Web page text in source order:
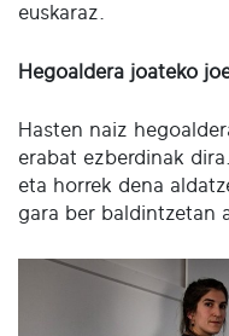
euskaraz.
Hegoaldera joateko
Hasten naiz
erabat ezberdinak
eta horrek dena
gara ber baldintzetan